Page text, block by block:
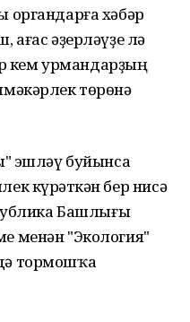
хәбәр
әҙерләүҙе лә
кем урмандарҙың
төрөнә
эшләү буйынса
күрһәткән бер нисә
Башлығы
менән "Экология"
тормошҡа